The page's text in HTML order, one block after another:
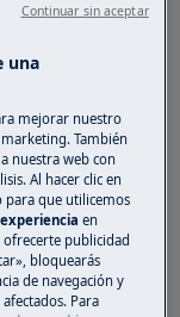
en la
SN si la
°C y 32 °C.
una
mejorar nuestro
También
nuestra web con
Al hacer clic en
para que utilicemos
en
ofrecerte publicidad
bloquearás
de navegación y
Para
Continuar sin aceptar